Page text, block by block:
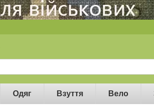
Одяг Взуття Вело